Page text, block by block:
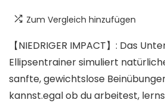
Zum Vergleich hinzufügen
【NIEDRIGER IMPACT】: Das
Ellipsentrainer simuliert
sanfte, gewichtslose
kannst.egal ob du arbeitest,